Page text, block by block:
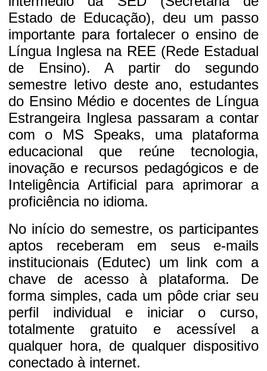
Estado de Educação), deu um passo
importante para fortalecer o ensino de
Língua Inglesa na REE (Rede Estadual
de Ensino). A partir do segundo
semestre letivo deste ano, estudantes
do Ensino Médio e docentes de Língua
Estrangeira Inglesa passaram a contar
com o MS Speaks, uma plataforma
educacional que reúne tecnologia,
inovação e recursos pedagógicos e de
Inteligência Artificial para aprimorar a
proficiência no idioma.
No início do semestre, os participantes
aptos receberam em seus e-mails
institucionais (Edutec) um link com a
chave de acesso à plataforma. De
forma simples, cada um pôde criar seu
perfil individual e iniciar o curso,
totalmente gratuito e acessível a
qualquer hora, de qualquer dispositivo
conectado à internet.